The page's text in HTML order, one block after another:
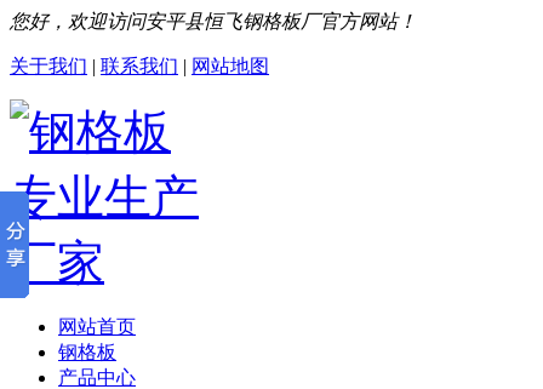
您好，欢迎访问安平县恒飞钢格板厂官方网站！
关于我们 | 联系我们 | 网站地图
网站首页
钢格板
产品中心